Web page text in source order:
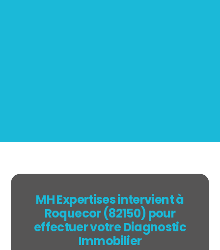
MH Expertises intervient à
Roquecor (82150) pour
effectuer votre Diagnostic
Immobilier